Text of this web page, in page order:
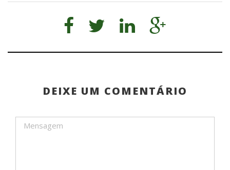
DEIXE UM COMENTÁRIO